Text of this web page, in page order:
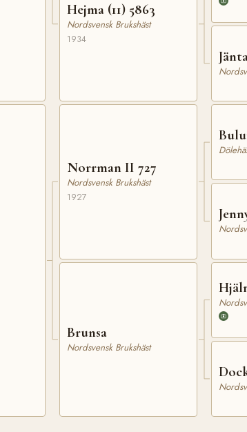
Hejma (11) 5863
Nordsvensk Brukshäst
1934
Norrman II 727
Nordsvensk Brukshäst
1927
Brunsa
Nordsvensk Brukshäst